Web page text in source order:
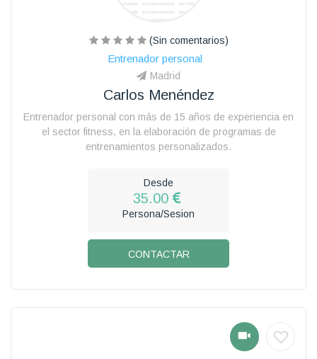
(Sin comentarios)
Entrenador personal
Madrid
Carlos Menéndez
Entrenador personal con más de 15 años de experiencia en
el sector fitness, en la elaboración de programas de
entrenamientos personalizados.
Desde
35.00
Persona/Sesion
CONTACTAR